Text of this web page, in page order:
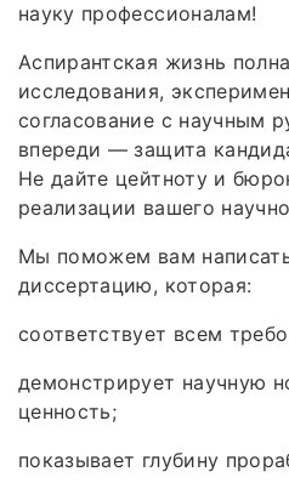
науку профессионалам!
Аспирантская жизнь
исследования,
согласование с научным
впереди — защита
Не дайте цейтноту и
реализации вашего
Мы поможем вам
диссертацию, которая:
соответствует всем
демонстрирует научную
ценность;
показывает глубину